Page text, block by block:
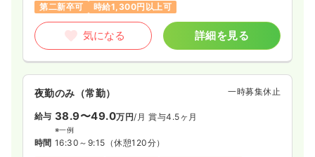
第二新卒可
時給1,300円以上可
気になる 詳細を見る
夜勤のみ（常勤） 一時募集休止
給与 38.9〜49.0万円/月 賞与4.5ヶ月
※一例
時間 16:30～9:15 （休憩120分）